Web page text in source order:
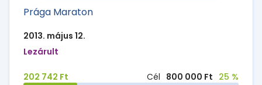
Prága Maraton
2013. május 12.
Lezárult
202 742 Ft Cél 800 000 Ft 25 %